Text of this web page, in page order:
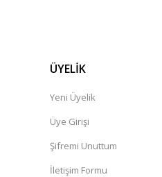
ÜYELİK
Yeni Üyelik
Üye Girişi
Şifremi Unuttum
İletişim Formu